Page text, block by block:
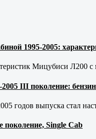
1995-2005:
Мицубиси Л200
III поколение:
годов выпуска стал
поколение, Single Cab